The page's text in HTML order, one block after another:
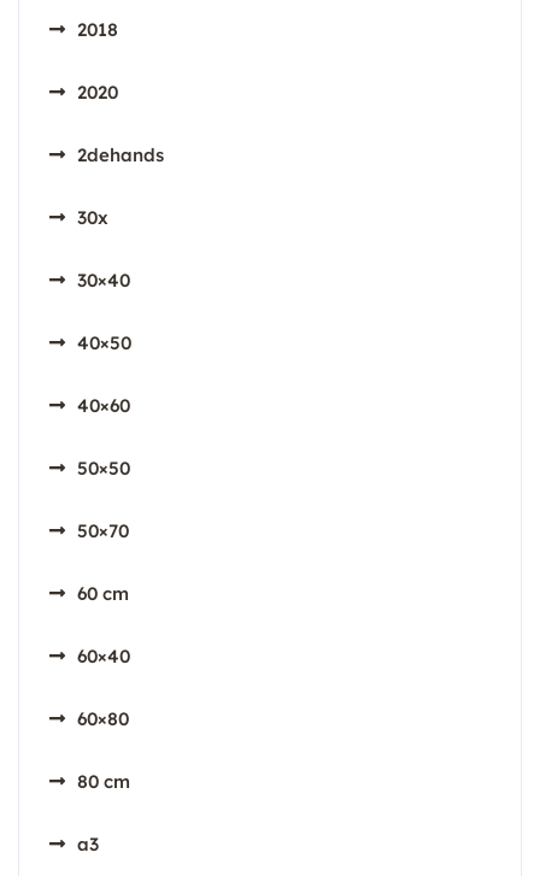
2018
2020
2dehands
30x
30×40
40×50
40×60
50×50
50×70
60 cm
60×40
60×80
80 cm
a3